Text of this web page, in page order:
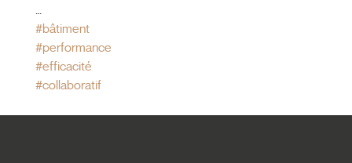
…
#bâtiment
#performance
#efficacité
#collaboratif